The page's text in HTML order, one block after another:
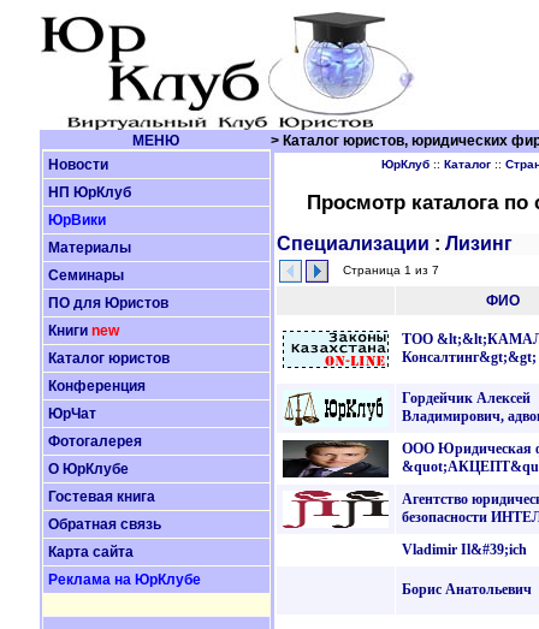
МЕНЮ
> Каталог юристов, юридических
Новости
НП ЮрКлуб
ЮрВики
Материалы
Семинары
ПО для Юристов
Книги new
Каталог юристов
Конференция
ЮрЧат
Фотогалерея
О ЮрКлубе
Гостевая книга
Обратная связь
Карта сайта
Реклама на ЮрКлубе
ЮрКлуб:: Каталог::
Просмотр каталога по
Специализации : Лизинг
Страница 1 из 7
ФИО
ТОО
Консалтинг&gt;&gt;
Гордейчик Алексей
Владимирович,
ООО Юридическая
Агентство
безопасности
Vladimir Il&#39;ich
Борис Анатольевич